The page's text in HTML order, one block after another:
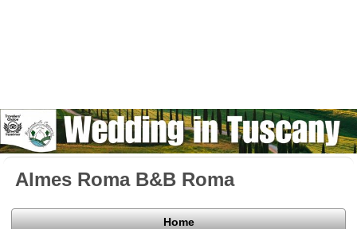
Almes Roma B&B Roma
Home